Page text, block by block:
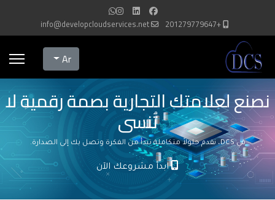
+201279779647
info@developcloudservices.net
Select your language
Ar
نصنع لعلامتك التجارية بصمة رقمية لا
تُنسى
في DCS، نقدم حلولاً متكاملة تبدأ من الفكرة وتصل بك إلى الصدارة.
ابدأ مشروعك الآن